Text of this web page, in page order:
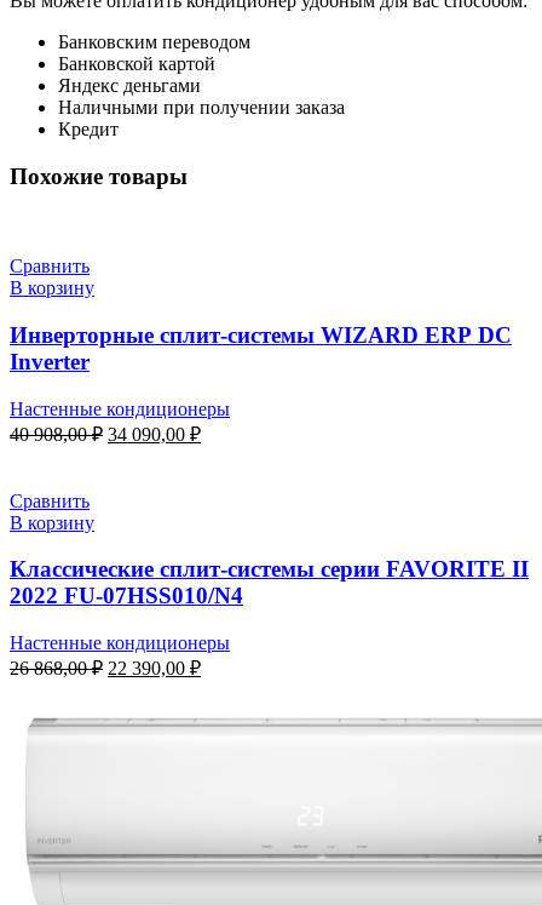
Банковским переводом
Банковской картой
Яндекс деньгами
Наличными при получении заказа
Кредит
Похожие товары
Сравнить
В корзину
Инверторные сплит-системы WIZARD ERP DC
Inverter
Настенные кондиционеры
40 908,00₽ Первоначальная
34 090,00 ₽Текущая
Сравнить
В корзину
Классические сплит-системы серии FAVORITE II
2022 FU-07HSS010/N4
Настенные кондиционеры
26 868,00₽ Первоначальная
26
22 390,00 ₽Текущая
390,00 ₽.